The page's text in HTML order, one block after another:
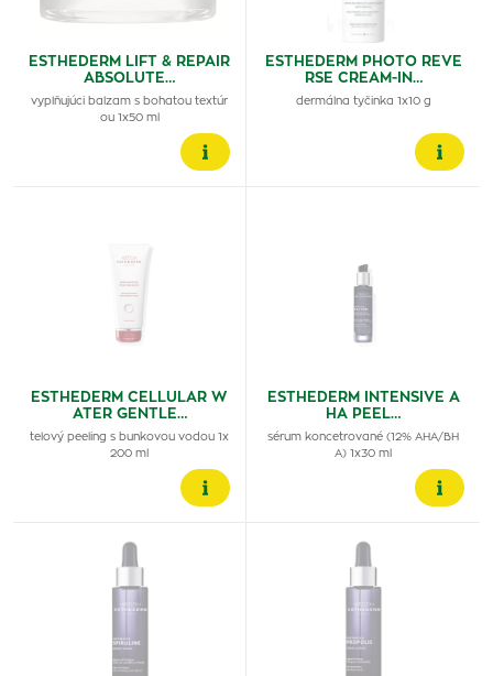
ESTHEDERM LIFT & REPAIR
ABSOLUTE…
vyplňujúci balzam s bohatou textúr
ou 1x50 ml
ESTHEDERM PHOTO REVE
RSE CREAM-IN…
dermálna tyčinka 1x10 g
ESTHEDERM CELLULAR W
ATER GENTLE…
telový peeling s bunkovou vodou 1x
200 ml
ESTHEDERM INTENSIVE A
HA PEEL…
sérum koncetrované (12% AHA/BH
A) 1x30 ml